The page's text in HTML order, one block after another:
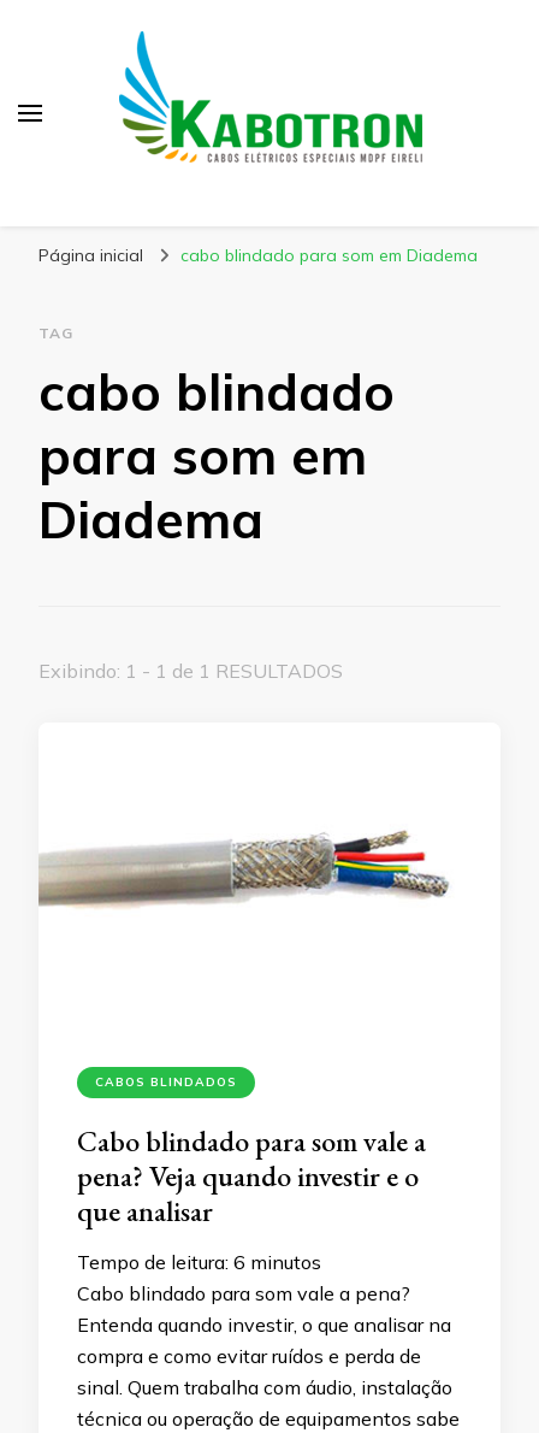
Página inicial cabo blindado para som em Diadema
TAG
cabo blindado
para som em
Diadema
Exibindo: 1 - 1 de 1 RESULTADOS
CABOS BLINDADOS
Cabo blindado para som vale a
pena? Veja quando investir e o
que analisar
Tempo de leitura: 6 minutos
Cabo blindado para som vale a pena?
Entenda quando investir, o que analisar na
compra e como evitar ruídos e perda de
sinal. Quem trabalha com áudio, instalação
técnica ou operação de equipamentos sabe